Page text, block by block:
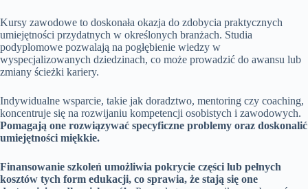
Kursy zawodowe to doskonała okazja do zdobycia praktycznych
umiejętności przydatnych w określonych branżach. Studia
podyplomowe pozwalają na pogłębienie wiedzy w
wyspecjalizowanych dziedzinach, co może prowadzić do awansu lub
zmiany ścieżki kariery.
Indywidualne wsparcie, takie jak doradztwo, mentoring czy coaching,
koncentruje się na rozwijaniu kompetencji osobistych i zawodowych.
Pomagają one rozwiązywać specyficzne problemy oraz doskonalić
umiejętności miękkie.
Finansowanie szkoleń umożliwia pokrycie części lub pełnych
kosztów tych form edukacji, co sprawia, że stają się one